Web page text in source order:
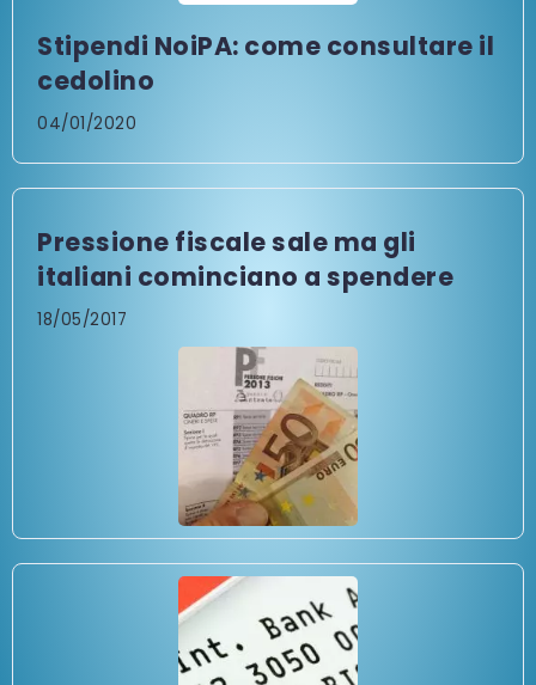
Stipendi NoiPA: come consultare il
cedolino
04/01/2020
Pressione fiscale sale ma gli
italiani cominciano a spendere
18/05/2017